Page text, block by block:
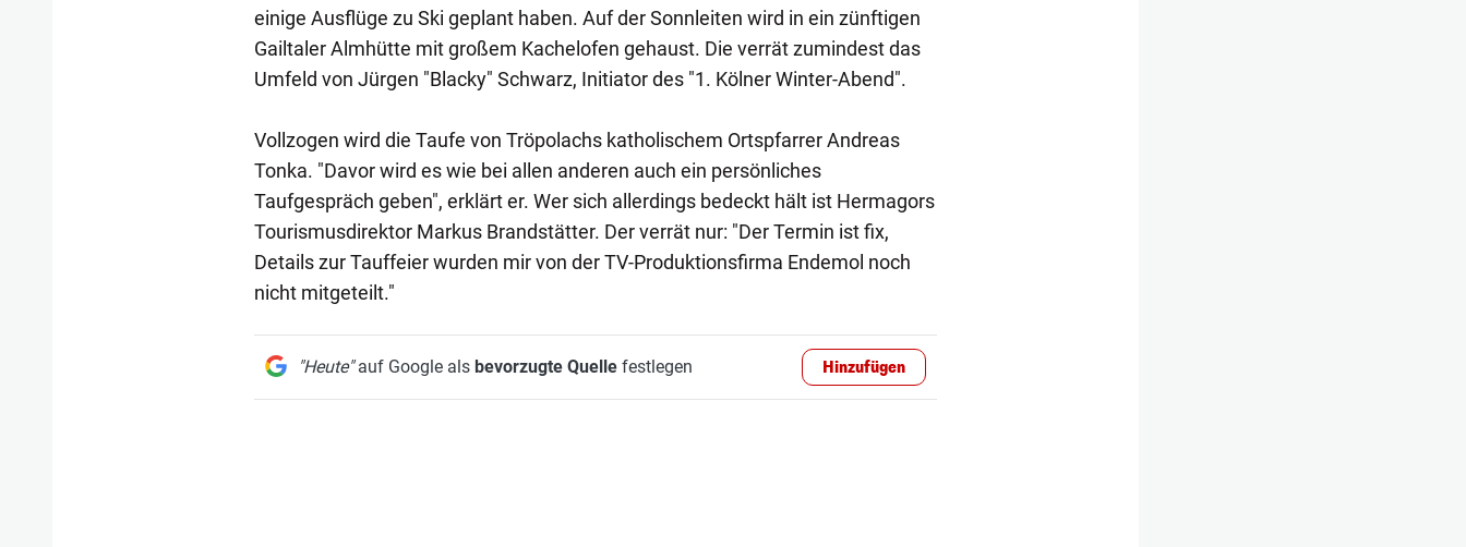
einige Ausflüge zu Ski geplant haben. Auf der Sonnleiten wird in ein zünftigen
Gailtaler Almhütte mit großem Kachelofen gehaust. Die verrät zumindest das
Umfeld von Jürgen "Blacky" Schwarz, Initiator des "1. Kölner Winter-Abend".
Vollzogen wird die Taufe von Tröpolachs katholischem Ortspfarrer Andreas
Tonka. "Davor wird es wie bei allen anderen auch ein persönliches
Taufgespräch geben", erklärt er. Wer sich allerdings bedeckt hält ist Hermagors
Tourismusdirektor Markus Brandstätter. Der verrät nur: "Der Termin ist fix,
Details zur Tauffeier wurden mir von der TV-Produktionsfirma Endemol noch
nicht mitgeteilt."
"Heute"auf Google als bevorzugte Quellefestlegen Hinzufügen